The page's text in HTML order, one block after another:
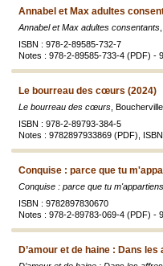
Annabel et Max adultes
Annabel et Max adultes consentants
ISBN : 978-2-89585-732-7
Notes : 978-2-89585-733-4 (PDF) -
Le bourreau des cœurs (2024)
Le bourreau des cœurs ,
ISBN : 978-2-89793-384-5
Notes : 9782897933869 (PDF),
Conquise : parce que tu
Conquise : parce que tu m'appartiens
ISBN : 9782897830670
Notes : 978-2-89783-069-4 (PDF) -
D’amour et de haine : Dans